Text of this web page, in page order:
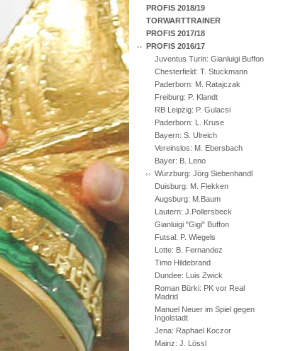
PROFIS 2018/19
TORWARTTRAINER
PROFIS 2017/18
PROFIS 2016/17
Juventus Turin: Gianluigi Buffon
Chesterfield: T. Stuckmann
Paderborn: M. Ratajczak
Freiburg: P. Klandt
RB Leipzig: P. Gulacsi
Paderborn: L. Kruse
Bayern: S. Ulreich
Vereinslos: M. Ebersbach
Bayer: B. Leno
Würzburg: Jörg Siebenhandl
Duisburg: M. Flekken
Augsburg: M.Baum
Lautern: J.Pollersbeck
Gianluigi "Gigi" Buffon
Futsal: P. Wiegels
Lotte: B. Fernandez
Timo Hildebrand
Dundee: Luis Zwick
Roman Bürki: PK vor Real
Madrid
Manuel Neuer im Spiel gegen
Ingolstadt
Jena: Raphael Koczor
Mainz: J. Lössl